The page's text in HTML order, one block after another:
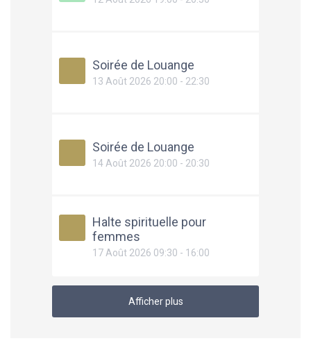
Soirée de Louange
13 Août 2026 20:00 - 22:30
Soirée de Louange
14 Août 2026 20:00 - 20:30
Halte spirituelle pour
femmes
17 Août 2026 09:30 - 16:00
Afficher plus